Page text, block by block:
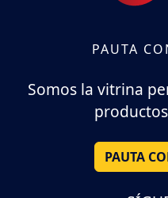
PAUTA
Somos la vitrina
PAUTA